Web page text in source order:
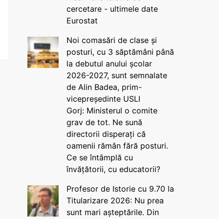
cercetare - ultimele date
Eurostat
Noi comasări de clase și
posturi, cu 3 săptămâni până
la debutul anului școlar
2026-2027, sunt semnalate
de Alin Badea, prim-
vicepreședinte USLI
Gorj: Ministerul o comite
grav de tot. Ne sună
directorii disperați că
oamenii rămân fără posturi.
Ce se întâmplă cu
învățătorii, cu educatorii?
Profesor de Istorie cu 9.70 la
Titularizare 2026: Nu prea
sunt mari așteptările. Din